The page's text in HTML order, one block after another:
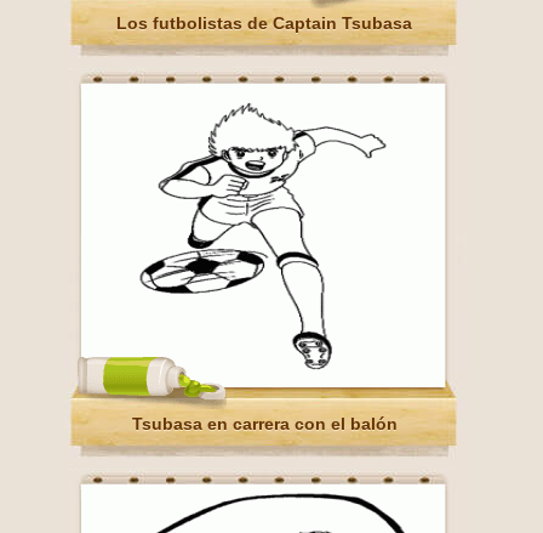
Los futbolistas de Captain Tsubasa
Tsubasa en carrera con el balón